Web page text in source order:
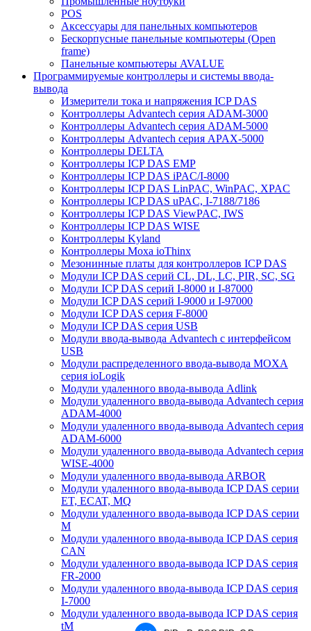
POS
Аксессуары для панельных компьютеров
Бескорпусные панельные компьютеры (Open
frame)
Панельные компьютеры AVALUE
Программируемые контроллеры и системы ввода-
вывода
Измерители тока и напряжения ICP DAS
Контроллеры Advantech серия ADAM-3000
Контроллеры Advantech серия ADAM-5000
Контроллеры Advantech серия APAX-5000
Контроллеры DELTA
Контроллеры ICP DAS EMP
Контроллеры ICP DAS iPAC/I-8000
Контроллеры ICP DAS LinPAC, WinPAC, XPAC
Контроллеры ICP DAS uPAC, I-7188/7186
Контроллеры ICP DAS ViewPAC, IWS
Контроллеры ICP DAS WISE
Контроллеры Kyland
Контроллеры Moxa ioThinx
Мезонинные платы для контроллеров ICP DAS
Модули ICP DAS серий CL, DL, LC, PIR, SC, SG
Модули ICP DAS серий I-8000 и I-87000
Модули ICP DAS серий I-9000 и I-97000
Модули ICP DAS серия F-8000
Модули ICP DAS серия USB
Модули ввода-вывода Advantech с интерфейсом
USB
Модули распределенного ввода-вывода MOXA
серия ioLogik
Модули удаленного ввода-вывода Adlink
Модули удаленного ввода-вывода Advantech серия
ADAM-4000
Модули удаленного ввода-вывода Advantech серия
ADAM-6000
Модули удаленного ввода-вывода Advantech серия
WISE-4000
Модули удаленного ввода-вывода ARBOR
Модули удаленного ввода-вывода ICP DAS серии
ET, ECAT, MQ
Модули удаленного ввода-вывода ICP DAS серии
M
Модули удаленного ввода-вывода ICP DAS серия
CAN
Модули удаленного ввода-вывода ICP DAS серия
FR-2000
Модули удаленного ввода-вывода ICP DAS серия
I-7000
Модули удаленного ввода-вывода ICP DAS серия
tM